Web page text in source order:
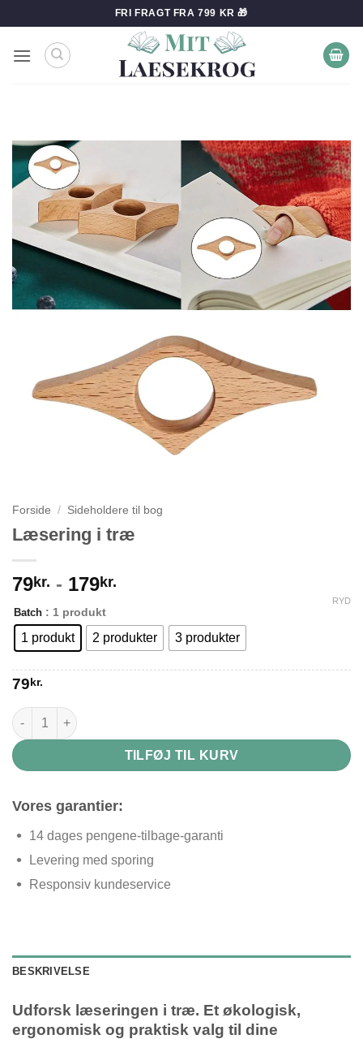
til
indhold
FRI FRAGT FRA 799 KR 🎁
Forside / Sideholdere til bog
Læsering i træ
79kr. - 179kr.
Batch : 1 produkt
1 produkt 2 produkter 3 produkter
RYD
79kr.
Læsering i træ antal
TILFØJ TIL KURV
Vores garantier:
14 dages pengene-tilbage-garanti
Levering med sporing
Responsiv kundeservice
BESKRIVELSE
Udforsk læseringen i træ. Et økologisk,
ergonomisk og praktisk valg til dine